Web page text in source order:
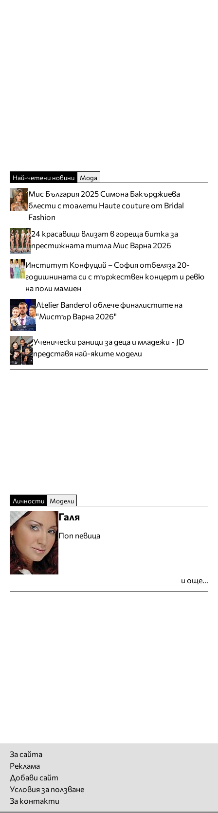
Най-четени новини Мода
Мис България 2025 Симона Бакърджиева
блести с тоалети Haute couture от Bridal
Fashion
24 красавици влизат в гореща битка за
престижната титла Мис Варна 2026
Институт Конфуций – София отбеляза 20-
годишнината си с тържествен концерт и ревю
на поли мамиен
Atelier Banderol облече финалистите на
"Мистър Варна 2026"
Ученически раници за деца и младежи - JD
представя най-яките модели
Личности Модели
Галя
Поп певица
и още...
За сайта
Реклама
Добави сайт
Условия за ползване
За контакти